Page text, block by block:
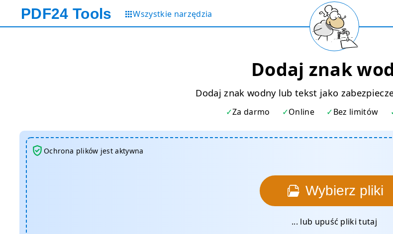
PDF24 Tools Wszystkie narzędzia
Dodaj znak
Dodaj znak wodny lub tekst jako
Za darmo Online Bez limitów
Wybierz pliki
... lub upuść pliki tutaj
Ochrona plików jest aktywna